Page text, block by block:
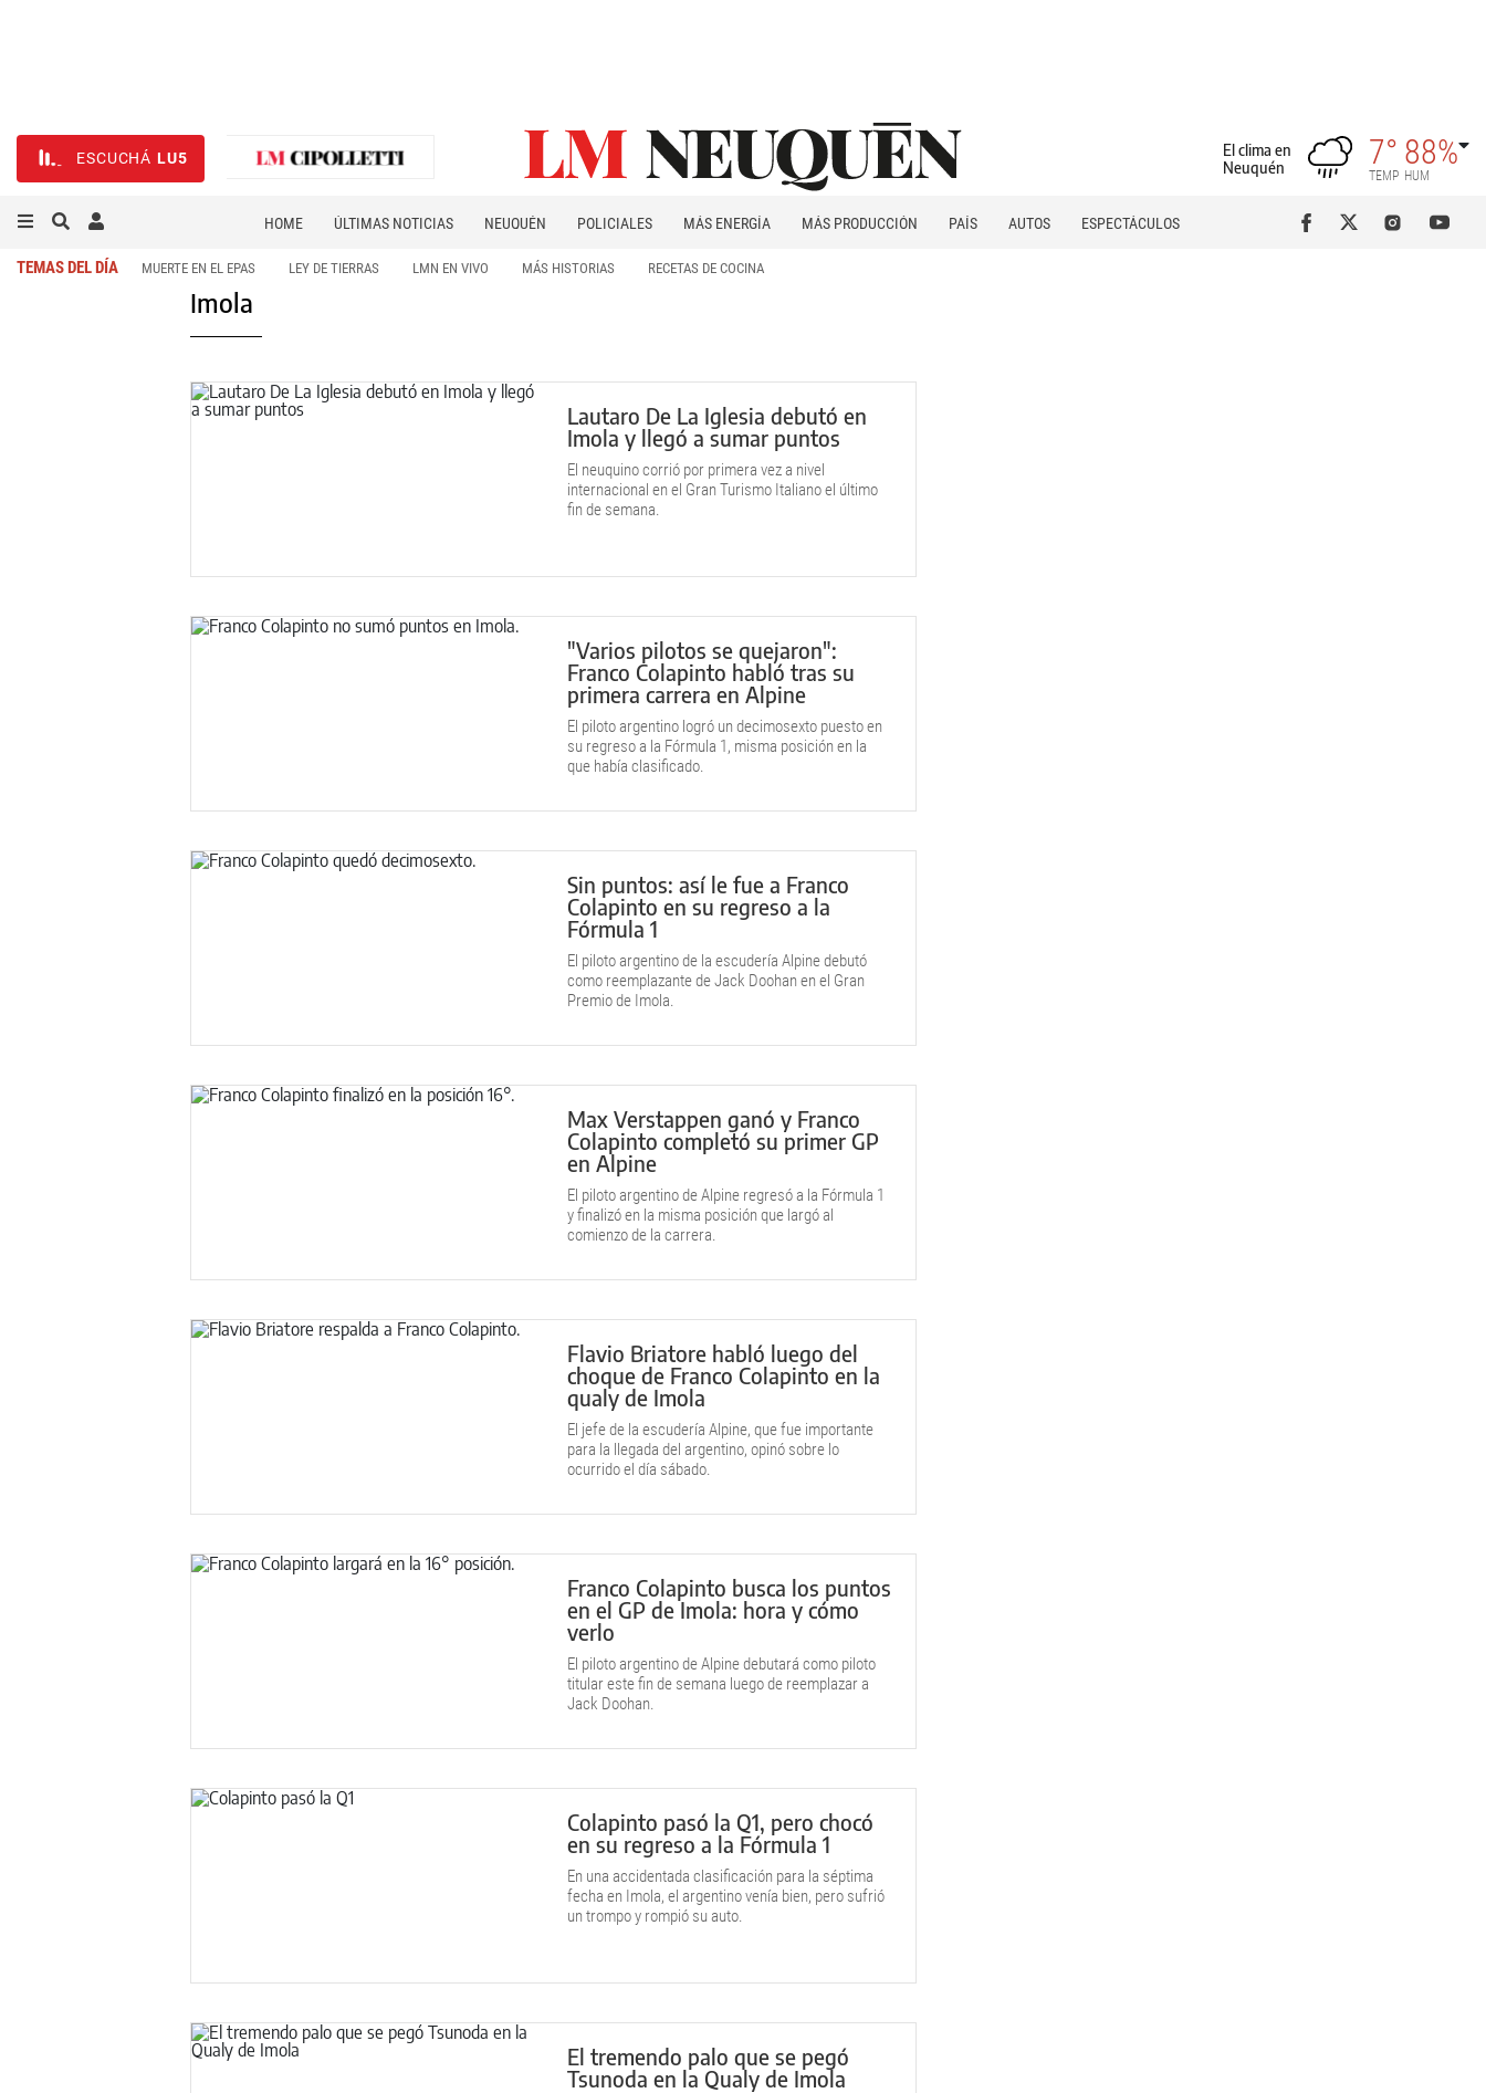
ESCUCHÁ LU5
El clima en
Neuquén
7°
TEMP
88%
HUM
HOME ÚLTIMAS NOTICIAS NEUQUÉN POLICIALES MÁS ENERGÍA MÁS PRODUCCIÓN PAÍS AUTOS
ESPECTÁCULOS
TEMAS DEL DÍA MUERTE EN EL EPAS LEY DE TIERRAS LMN EN VIVO MÁS HISTORIAS RECETAS DE COCINA
Imola
Lautaro De La Iglesia debutó en
Imola y llegó a sumar puntos
El neuquino corrió por primera vez a nivel
internacional en el Gran Turismo Italiano el último
fin de semana.
"Varios pilotos se quejaron":
Franco Colapinto habló tras su
primera carrera en Alpine
El piloto argentino logró un decimosexto puesto en
su regreso a la Fórmula 1, misma posición en la
que había clasificado.
Sin puntos: así le fue a Franco
Colapinto en su regreso a la
Fórmula 1
El piloto argentino de la escudería Alpine debutó
como reemplazante de Jack Doohan en el Gran
Premio de Imola.
Max Verstappen ganó y Franco
Colapinto completó su primer GP
en Alpine
El piloto argentino de Alpine regresó a la Fórmula 1
y finalizó en la misma posición que largó al
comienzo de la carrera.
Flavio Briatore habló luego del
choque de Franco Colapinto en la
qualy de Imola
El jefe de la escudería Alpine, que fue importante
para la llegada del argentino, opinó sobre lo
ocurrido el día sábado.
Franco Colapinto busca los puntos
en el GP de Imola: hora y cómo
verlo
El piloto argentino de Alpine debutará como piloto
titular este fin de semana luego de reemplazar a
Jack Doohan.
Colapinto pasó la Q1, pero chocó
en su regreso a la Fórmula 1
En una accidentada clasificación para la séptima
fecha en Imola, el argentino venía bien, pero sufrió
un trompo y rompió su auto.
El tremendo palo que se pegó
Tsunoda en la Qualy de Imola